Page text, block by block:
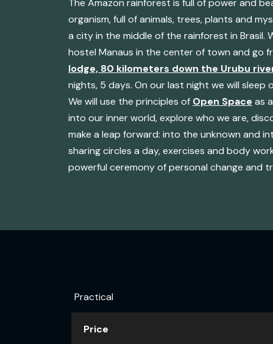
The Amazon rainforest is full of power and
organism, full of animals, trees, plants and
a city in the middle of the rainforest in Brasil.
hostel Manaus in the center of town and go
lodge, 80 kilometers down the Urubu
nights, 5 days. On our last night we will sleep
We will use the principles of Open Space as
into our inner world, explore who we are,
make a leap forward: into the unknown and
sharing circles a day, exercises and body
powerful ceremony of personal change and
Practical
Price